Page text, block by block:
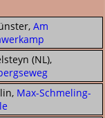
Am
(NL),
Max-Schmeling-